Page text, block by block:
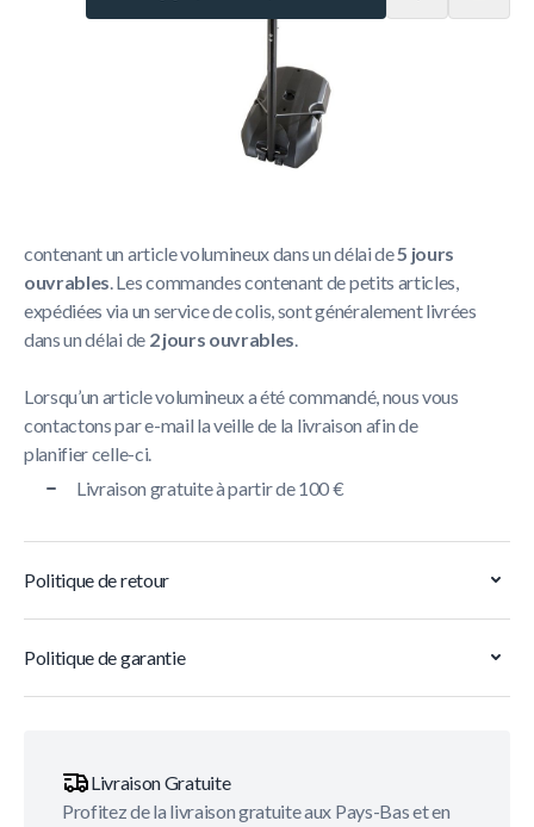
La livraison prend généralement entre1 et 5 jours
contenant un article volumineux dans un délai de5 jours
ouvrables. Les commandes contenant de petits articles,
expédiées via un service de colis, sont généralement livrées
dans un délai de 2 jours ouvrables.
Lorsqu’un article volumineux a été commandé, nous vous
contactons par e-mail la veille de la livraison afin de
planifier celle-ci.
Livraison gratuite à partir de 100 €
Politique de retour
Politique de garantie
Livraison Gratuite
Profitez de la livraison gratuite aux Pays-Bas et en